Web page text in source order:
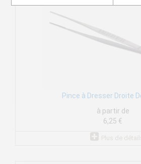
Pince à Dresser Droite
à partir de
6,25 €